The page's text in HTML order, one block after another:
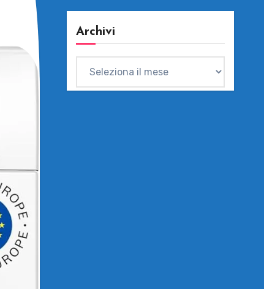
Archivi